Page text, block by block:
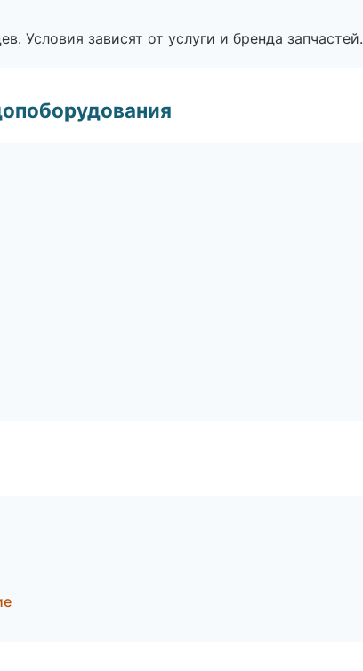
Условия зависят от услуги и бренда запчастей.